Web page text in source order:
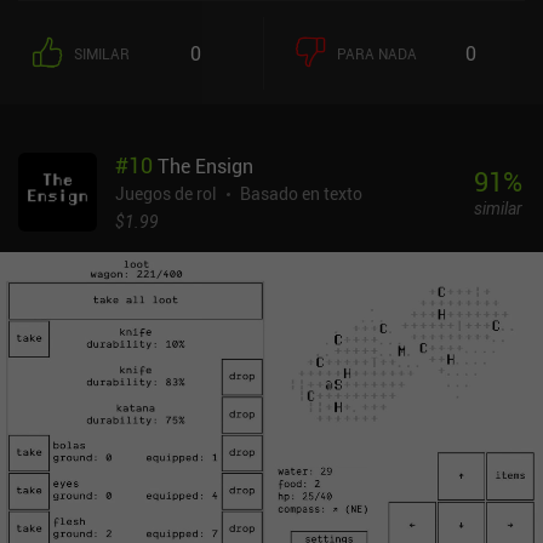
realmente sólida y profunda, con más de 600 habilidades,
múltiples tipos de armas y cadenas de ataque personalizables que
sistemas como nuestras habilidades de «Voluntad», los
compañeros y la gestión de recursos interactúan de forma
significativa, lo que hace que la progresión se parezca más a dar
estadísticas. La exploración se estructura en un mapa basado en
una cuadrícula en el que cada movimiento consume resistencia, lo
que nos obliga a planificar las rutas con cuidado. Las bases
actúan como centros neurálgicos con tiendas, mejoras y PNJ.
Muchos de estos PNJ pueden reclutarse, con ellos se puede
comerciar o incluso luchar, dependiendo de nuestras decisiones.
Curiosamente, no todos los encuentros tienen por qué ser hostiles,
y es posible entablar amistad con algunos enemigos, lo que hace
que la progresión resulte flexible. También se hace mucho hincapié
en el juego a largo plazo mediante la búsqueda de recursos y la
mejora del equipo, lo cual es especialmente relevante para los
SIMILAR 0 PARA NADA 0
#10 The Ensign
Juegos de rol
Basado en texto
$1.99
91%
similar